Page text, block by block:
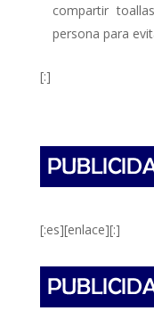
compartir
persona para
[:]
[:es][enlace][:]